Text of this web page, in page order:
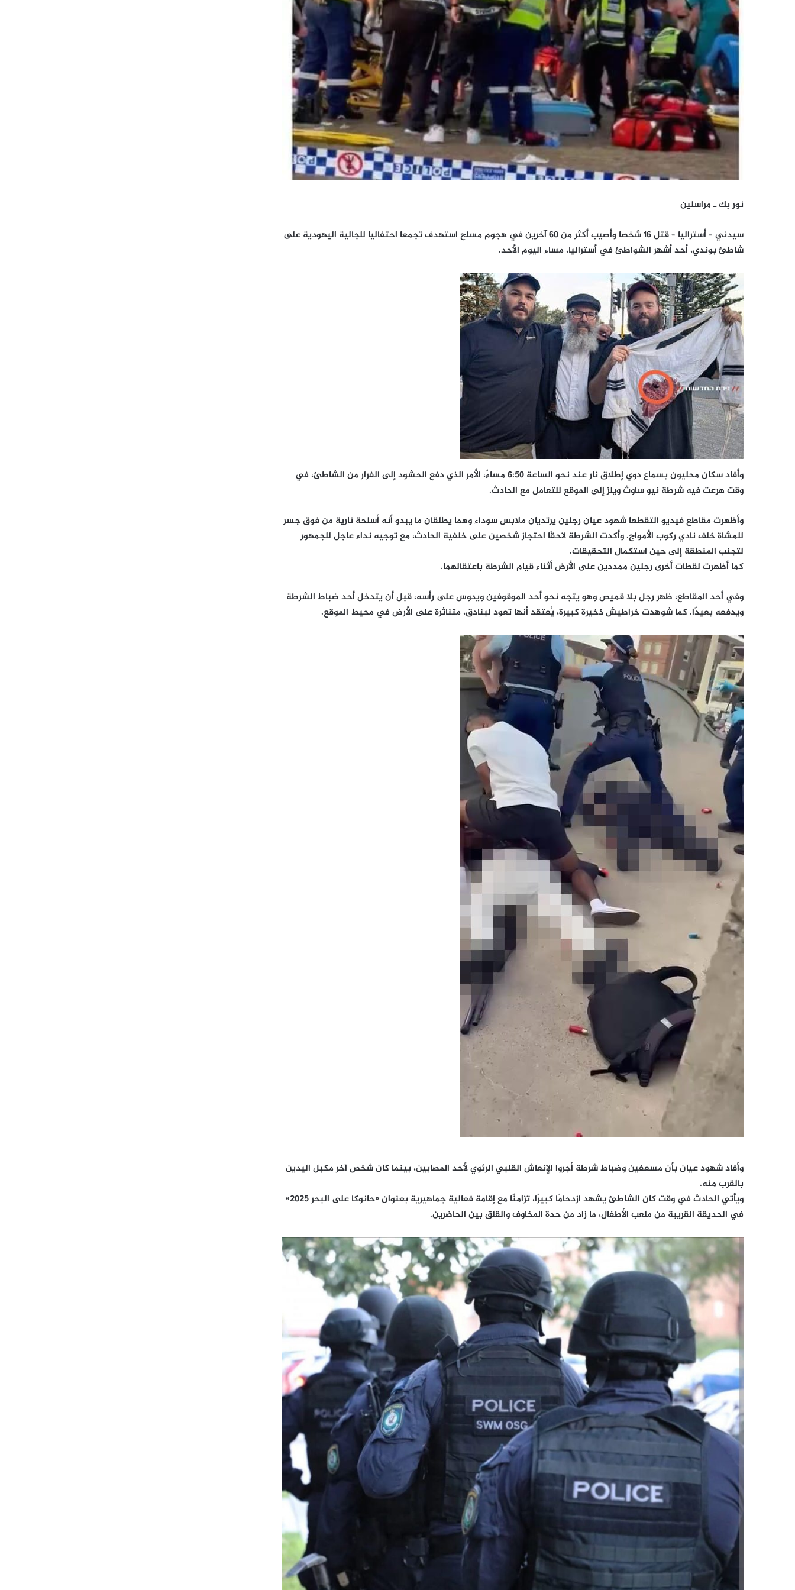
نور بك ـ مراسلين
سيدني – أستراليا – قتل 16 شخصا وأصيب أكثر من 60 آخرين في هجوم مسلح استهدف تجمعا احتفاليا للجالية اليهودية على
شاطئ بوندي، أحد أشهر الشواطئ في أستراليا، مساء اليوم الأحد.
وأفاد سكان محليون بسماع دوي إطلاق نار عند نحو الساعة 6:50 مساءً، الأمر الذي دفع الحشود إلى الفرار من الشاطئ، في
وقت هرعت فيه شرطة نيو ساوث ويلز إلى الموقع للتعامل مع الحادث.
وأظهرت مقاطع فيديو التقطها شهود عيان رجلين يرتديان ملابس سوداء وهما يطلقان ما يبدو أنه أسلحة نارية من فوق جسر
للمشاة خلف نادي ركوب الأمواج. وأكدت الشرطة لاحقًا احتجاز شخصين على خلفية الحادث، مع توجيه نداء عاجل للجمهور
لتجنب المنطقة إلى حين استكمال التحقيقات.
كما أظهرت لقطات أخرى رجلين ممددين على الأرض أثناء قيام الشرطة باعتقالهما.
وفي أحد المقاطع، ظهر رجل بلا قميص وهو يتجه نحو أحد الموقوفين ويدوس على رأسه، قبل أن يتدخل أحد ضباط الشرطة
ويدفعه بعيدًا. كما شوهدت خراطيش ذخيرة كبيرة، يُعتقد أنها تعود لبنادق، متناثرة على الأرض في محيط الموقع.
وأفاد شهود عيان بأن مسعفين وضباط شرطة أجروا الإنعاش القلبي الرئوي لأحد المصابين، بينما كان شخص آخر مكبل اليدين
بالقرب منه.
ويأتي الحادث في وقت كان الشاطئ يشهد ازدحامًا كبيرًا، تزامنًا مع إقامة فعالية جماهيرية بعنوان «حانوكا على البحر 2025»
في الحديقة القريبة من ملعب الأطفال، ما زاد من حدة المخاوف والقلق بين الحاضرين.